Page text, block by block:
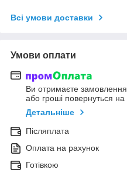
Всі умови доставки
Умови оплати
Ви отримаєте замовлення
або гроші повернуться на
Детальніше
Післяплата
Оплата на рахунок
Готівкою